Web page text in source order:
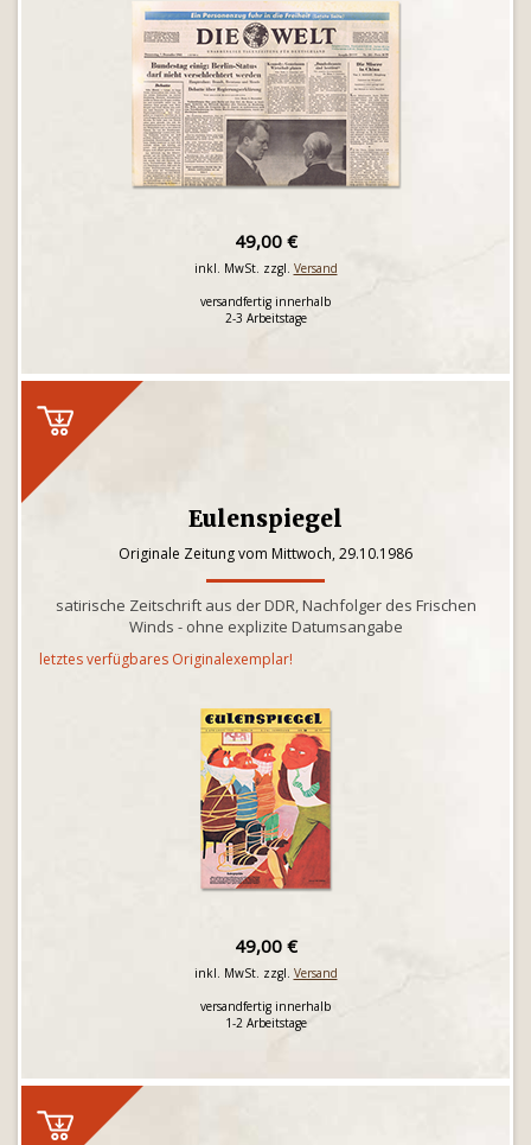
49,00 €
inkl. MwSt. zzgl. Versand
versandfertig innerhalb
2-3 Arbeitstage
Eulenspiegel
Originale Zeitung vom Mittwoch, 29.10.1986
satirische Zeitschrift aus der DDR, Nachfolger des Frischen
Winds - ohne explizite Datumsangabe
letztes verfügbares Originalexemplar!
49,00 €
inkl. MwSt. zzgl. Versand
versandfertig innerhalb
1-2 Arbeitstage